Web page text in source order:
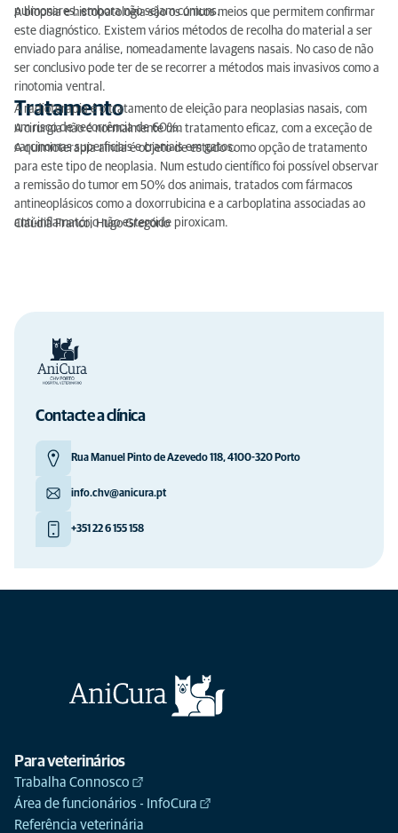
pulmonares, embora não sejam comuns.
A biopsia e histopatologia são os únicos meios que permitem confirmar
este diagnóstico. Existem vários métodos de recolha do material a ser
enviado para análise, nomeadamente lavagens nasais. No caso de não
ser conclusivo pode ter de se recorrer a métodos mais invasivos como a
rinotomia ventral.
Tratamento
A radioterapia é o tratamento de eleição para neoplasias nasais, com
um risco de recorrência de 60%.
A cirurgia não é normalmente um tratamento eficaz, com a exceção de
carcinomas superficiais e craniais em gatos.
A quimioterapia ainda é objeto de estudo como opção de tratamento
para este tipo de neoplasia. Num estudo científico foi possível observar
a remissão do tumor em 50% dos animais, tratados com fármacos
antineoplásicos como a doxorrubicina e a carboplatina associadas ao
anti-inflamatório não esteroide piroxicam.
Claúdia Franco, Hugo Gregório
Contacte a clínica
Rua Manuel Pinto de Azevedo 118, 4100-320 Porto
info.chv@anicura.pt
+351 22 6 155 158
Para veterinários
Trabalha Connosco
Área de funcionários - InfoCura
Referência veterinária